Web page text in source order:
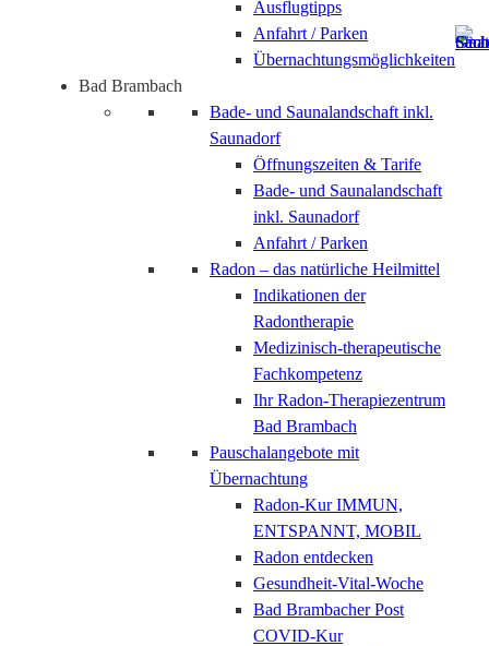
Ausflugtipps
Anfahrt / Parken
Übernachtungsmöglichkeiten
Bad Brambach
Bade- und Saunalandschaft inkl.
Saunadorf
Öffnungszeiten & Tarife
Bade- und Saunalandschaft
inkl. Saunadorf
Anfahrt / Parken
Radon – das natürliche Heilmittel
Indikationen der
Radontherapie
Medizinisch-therapeutische
Fachkompetenz
Ihr Radon-Therapiezentrum
Bad Brambach
Pauschalangebote mit
Übernachtung
Radon-Kur IMMUN,
ENTSPANNT, MOBIL
Radon entdecken
Gesundheit-Vital-Woche
Bad Brambacher Post
COVID-Kur